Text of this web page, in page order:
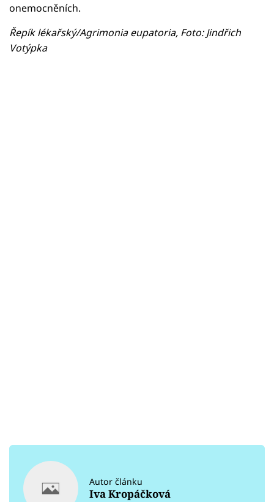
onemocněních.
Řepík lékařský/Agrimonia eupatoria, Foto: Jindřich
Votýpka
Autor článku
Iva Kropáčková